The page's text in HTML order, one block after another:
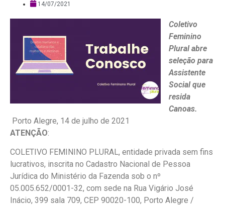
14/07/2021
Coletivo
Feminino
Plural abre
seleção para
Assistente
Social que
resida
Canoas.
Porto Alegre, 14 de julho de 2021
ATENÇÃO:
COLETIVO FEMININO PLURAL, entidade privada sem fins
lucrativos, inscrita no Cadastro Nacional de Pessoa
Jurídica do Ministério da Fazenda sob o nº
05.005.652/0001-32, com sede na Rua Vigário José
Inácio, 399 sala 709, CEP 90020-100, Porto Alegre /